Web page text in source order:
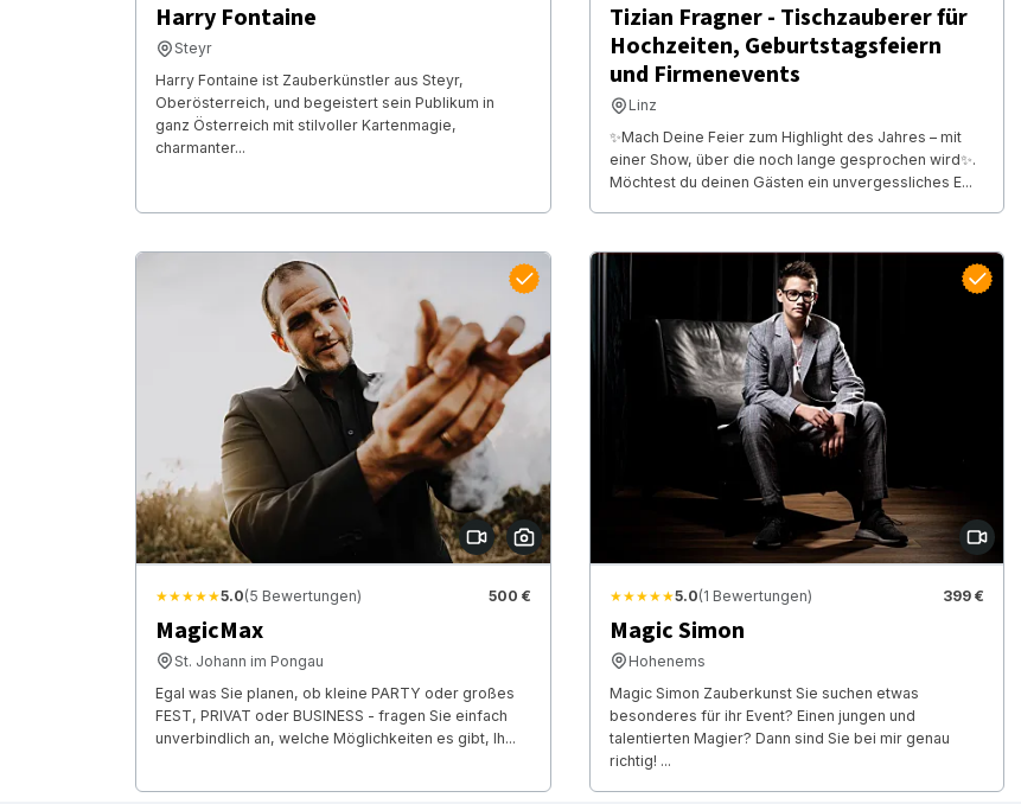
Harry Fontaine
Steyr
Harry Fontaine ist Zauberkünstler aus Steyr,
Oberösterreich, und begeistert sein Publikum in
ganz Österreich mit stilvoller Kartenmagie,
charmanter...
Tizian Fragner - Tischzauberer für
Hochzeiten, Geburtstagsfeiern
und Firmenevents
Linz
✨Mach Deine Feier zum Highlight des Jahres – mit
einer Show, über die noch lange gesprochen wird✨.
Möchtest du deinen Gästen ein unvergessliches E...
★★★★★5.0(5 Bewertungen) 500 €
MagicMax
St. Johann im Pongau
Egal was Sie planen, ob kleine PARTY oder großes
FEST, PRIVAT oder BUSINESS - fragen Sie einfach
unverbindlich an, welche Möglichkeiten es gibt, Ih...
★★★★★5.0(1 Bewertungen) 399 €
Magic Simon
Hohenems
Magic Simon Zauberkunst Sie suchen etwas
besonderes für ihr Event? Einen jungen und
talentierten Magier? Dann sind Sie bei mir genau
richtig! ...